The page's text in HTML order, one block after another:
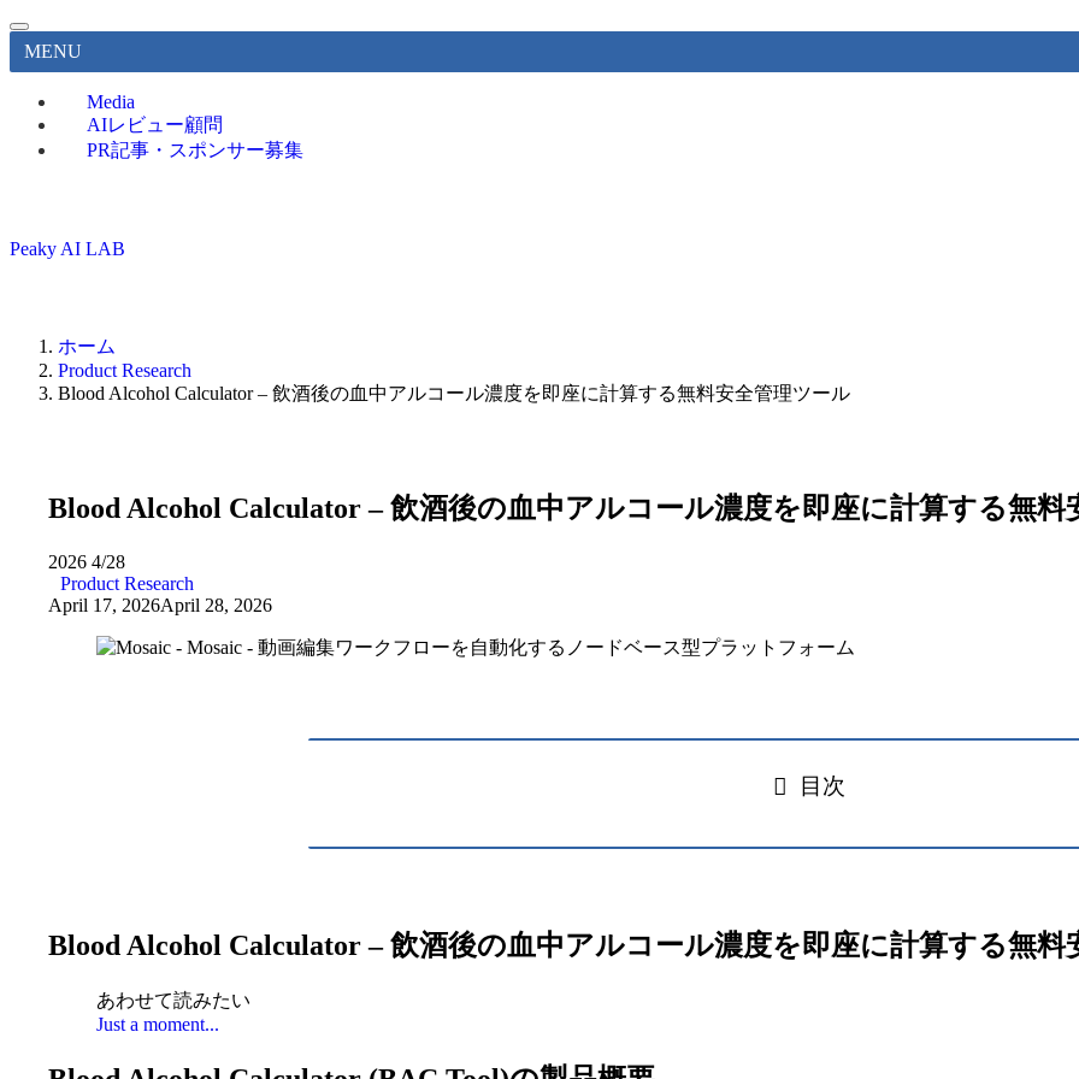
MENU
Media
AIレビュー顧問
PR記事・スポンサー募集
Peaky AI LAB
ホーム
Product Research
Blood Alcohol Calculator – 飲酒後の血中アルコール濃度を即座に計算する無料安全管理ツール
Blood Alcohol Calculator – 飲酒後の血中アルコール濃度を即座に計算する無料
2026 4/28
Product Research
April 17, 2026April 28, 2026
目次
Blood Alcohol Calculator – 飲酒後の血中アルコール濃度を即座に計算する無料
あわせて読みたい
Just a moment...